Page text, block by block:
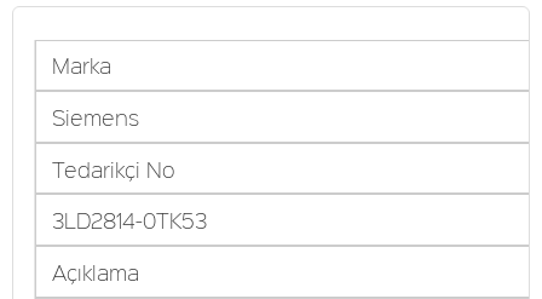
Marka
Siemens
Tedarikçi No
3LD2814-0TK53
Açıklama